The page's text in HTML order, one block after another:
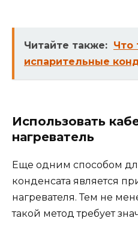
Читайте также: Что
испарительные
Использовать
нагреватель
Еще одним способом
конденсата является
нагревателя. Тем не
такой метод требует